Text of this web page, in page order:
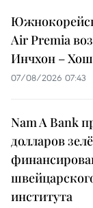
Air Premia
Инчхон –
07/08/2026 07:43
Nam A Bank
долларов
института